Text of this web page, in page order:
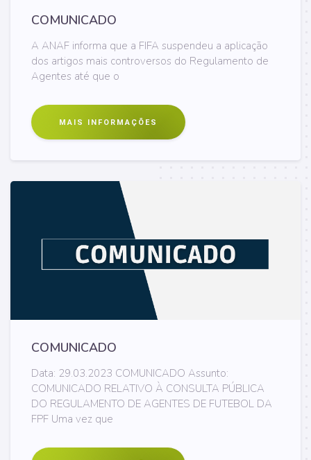
COMUNICADO
A ANAF informa que a FIFA suspendeu a aplicação
dos artigos mais controversos do Regulamento de
Agentes até que o
MAIS INFORMAÇÕES
COMUNICADO
Data: 29.03.2023 COMUNICADO Assunto:
COMUNICADO RELATIVO À CONSULTA PÚBLICA
DO REGULAMENTO DE AGENTES DE FUTEBOL DA
FPF Uma vez que